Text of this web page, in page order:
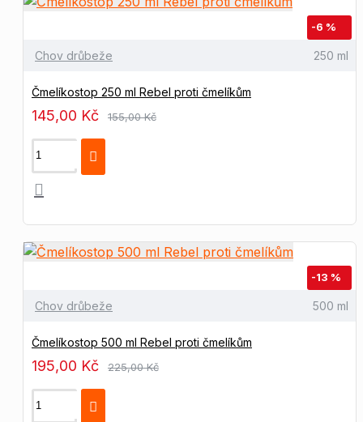
-6 %
Chov drůbeže 250 ml
Čmelíkostop 250 ml Rebel proti čmelíkům
145,00 Kč 155,00 Kč
-13 %
Chov drůbeže 500 ml
Čmelíkostop 500 ml Rebel proti čmelíkům
195,00 Kč 225,00 Kč